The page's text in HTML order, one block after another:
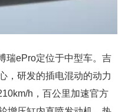
瑞ePro定位于中型车。吉
，研发的插电混动的动力
h，百公里加速官方